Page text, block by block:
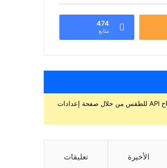
474
متابع
يجب عليك إضافة مفتاح API للطقس من خلال صفحة إعدادات
الأخيرة تعليقات